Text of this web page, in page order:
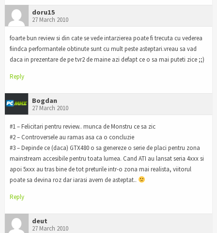
doru15
27 March 2010
foarte bun review si din cate se vede intarzierea poate fi trecuta cu vederea
fiindca performantele obtinute sunt cu mult peste asteptari.vreau sa vad
daca in prezentare de pe tvr2 de maine azi defapt ce o sa mai puteti zice ;;)
Reply
Bogdan
27 March 2010
#1 – Felicitari pentru review.. munca de Monstru ce sa zic
#2 – Controversele au ramas asa ca o concluzie
#3 – Depinde ce (daca) GTX480 o sa genereze o serie de placi pentru zona
mainstream accesibile pentru toata lumea. Cand ATI au lansat seria 4xxx si
apoi 5xxx au tras bine de tot preturile intr-o zona mai realista, viitorul
poate sa devina roz dar iarasi avem de asteptat..
Reply
deut
27 March 2010